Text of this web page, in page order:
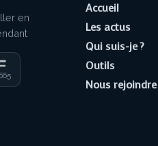
en
Accueil
Les actus
Qui suis-je ?
Outils
Nous rejoindre